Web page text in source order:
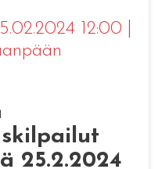
12:00
25.2.2024